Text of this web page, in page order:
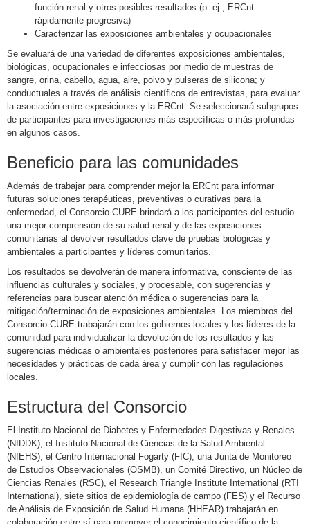
función renal y otros posibles resultados (p. ej., ERCnt
rápidamente progresiva)
Caracterizar las exposiciones ambientales y ocupacionales
Se evaluará de una variedad de diferentes exposiciones ambientales,
biológicas, ocupacionales e infecciosas por medio de muestras de
sangre, orina, cabello, agua, aire, polvo y pulseras de silicona; y
conductuales a través de análisis científicos de entrevistas, para evaluar
la asociación entre exposiciones y la ERCnt. Se seleccionará subgrupos
de participantes para investigaciones más específicas o más profundas
en algunos casos.
Beneficio para las comunidades
Además de trabajar para comprender mejor la ERCnt para informar
futuras soluciones terapéuticas, preventivas o curativas para la
enfermedad, el Consorcio CURE brindará a los participantes del estudio
una mejor comprensión de su salud renal y de las exposiciones
comunitarias al devolver resultados clave de pruebas biológicas y
ambientales a participantes y líderes comunitarios.
Los resultados se devolverán de manera informativa, consciente de las
influencias culturales y sociales, y procesable, con sugerencias y
referencias para buscar atención médica o sugerencias para la
mitigación/terminación de exposiciones ambientales. Los miembros del
Consorcio CURE trabajarán con los gobiernos locales y los líderes de la
comunidad para individualizar la devolución de los resultados y las
sugerencias médicas o ambientales posteriores para satisfacer mejor las
necesidades y prácticas de cada área y cumplir con las regulaciones
locales.
Estructura del Consorcio
El Instituto Nacional de Diabetes y Enfermedades Digestivas y Renales
(NIDDK), el Instituto Nacional de Ciencias de la Salud Ambiental
(NIEHS), el Centro Internacional Fogarty (FIC), una Junta de Monitoreo
de Estudios Observacionales (OSMB), un Comité Directivo, un Núcleo de
Ciencias Renales (RSC), el Research Triangle Institute International (RTI
International), siete sitios de epidemiología de campo (FES) y el Recurso
de Análisis de Exposición de Salud Humana (HHEAR) trabajarán en